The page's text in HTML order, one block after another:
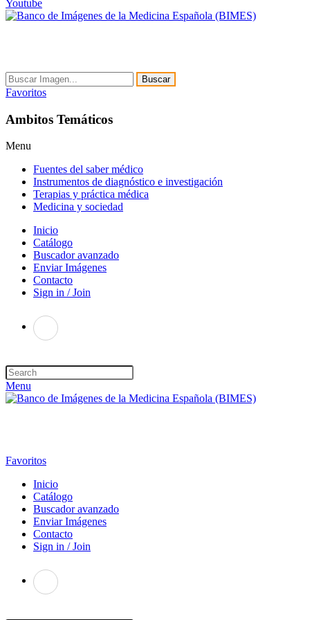
Youtube
Buscar
Favoritos
Ambitos Temáticos
Menu
Fuentes del saber médico
Instrumentos de diagnóstico e investigación
Terapias y práctica médica
Medicina y sociedad
Inicio
Catálogo
Buscador avanzado
Enviar Imágenes
Contacto
Sign in / Join
Menu
Favoritos
Inicio
Catálogo
Buscador avanzado
Enviar Imágenes
Contacto
Sign in / Join